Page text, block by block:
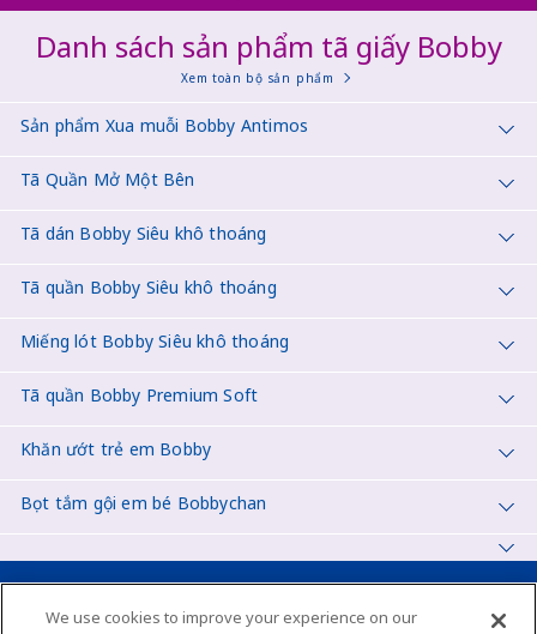
Danh sách sản phẩm tã giấy Bobby
Xem toàn bộ sản phẩm
Sản phẩm Xua muỗi Bobby Antimos
Tã Quần Mở Một Bên
Tã dán Bobby Siêu khô thoáng
Tã quần Bobby Siêu khô thoáng
Miếng lót Bobby Siêu khô thoáng
Tã quần Bobby Premium Soft
Khăn ướt trẻ em Bobby
Bọt tắm gội em bé Bobbychan
We use cookies to improve your experience on our